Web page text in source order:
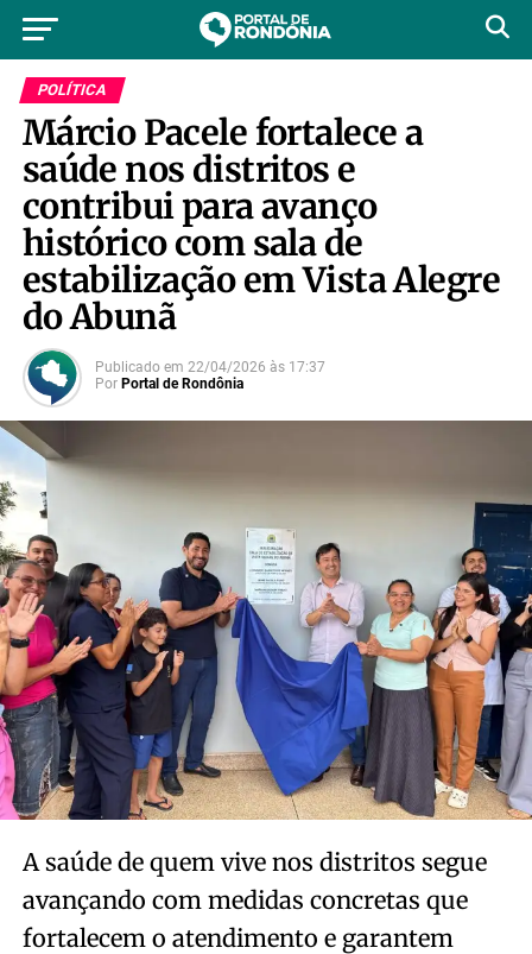
POLÍTICA
Márcio Pacele fortalece a
saúde nos distritos e
contribui para avanço
histórico com sala de
estabilização em Vista Alegre
do Abunã
Publicado em 22/04/2026 às 17:37
Por Portal de Rondônia
A saúde de quem vive nos distritos segue
avançando com medidas concretas que
fortalecem o atendimento e garantem